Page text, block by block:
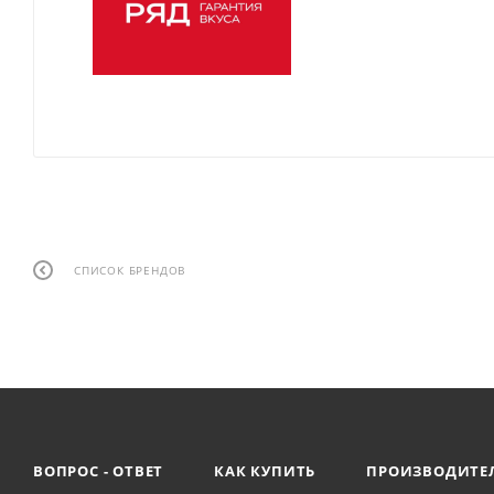
СПИСОК БРЕНДОВ
ВОПРОС - ОТВЕТ КАК КУПИТЬ